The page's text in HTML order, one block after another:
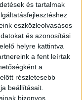
és tartalmak
eszközleolvasásos
és azonosítási
helyre kattintva
a fent leírtak
a
részletesebb
beállításait.
bizonyos
mozgásba
élvezetessé teszi a
teljesítményt és
és csendesebb